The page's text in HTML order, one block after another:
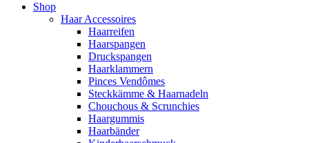
Shop
Haar Accessoires
Haarreifen
Haarspangen
Druckspangen
Haarklammern
Pinces Vendômes
Steckkämme & Haarnadeln
Chouchous & Scrunchies
Haargummis
Haarbänder